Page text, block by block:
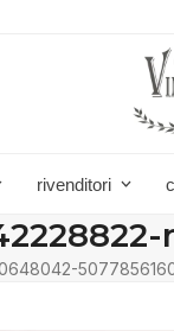
rivenditori